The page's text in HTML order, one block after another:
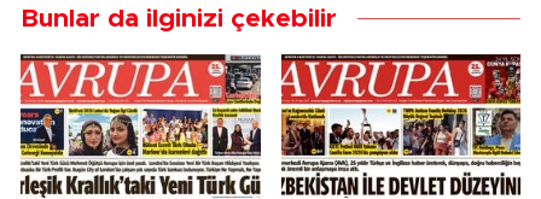
Bunlar da ilginizi çekebilir